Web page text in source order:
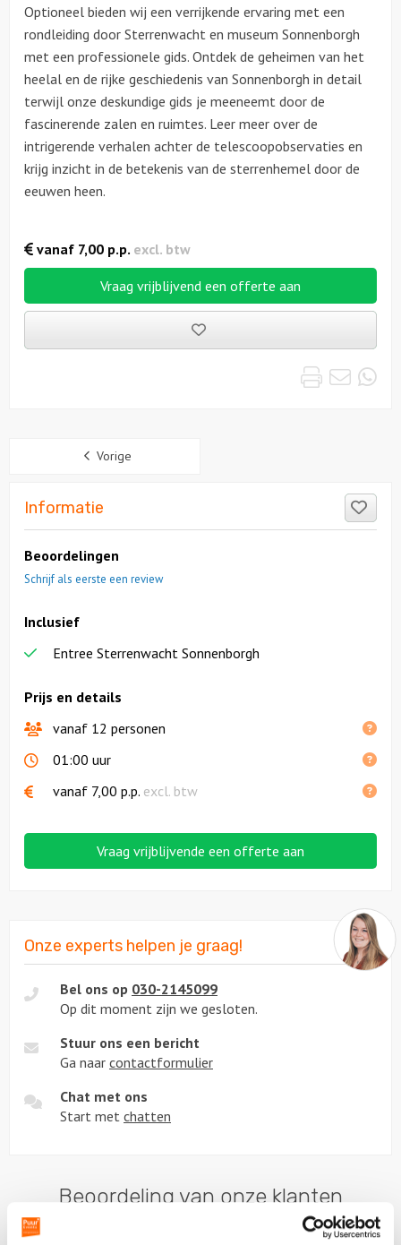
Optioneel bieden wij een verrijkende ervaring met een
rondleiding door Sterrenwacht en museum Sonnenborgh
met een professionele gids. Ontdek de geheimen van het
heelal en de rijke geschiedenis van Sonnenborgh in detail
terwijl onze deskundige gids je meeneemt door de
fascinerende zalen en ruimtes. Leer meer over de
intrigerende verhalen achter de telescoopobservaties en
krijg inzicht in de betekenis van de sterrenhemel door de
eeuwen heen.
Vraag vrijblijvend een offerte aan
uitjes
vanaf 7,00 p.p. excl. btw
Print
Vorige
Informatie
Beoordelingen
Schrijf als eerste een review
Prijs en details
vanaf 12 personen
01:00 uur
vanaf 7,00 p.p. excl. btw
Inclusief
Entree Sterrenwacht Sonnenborgh
Vraag vrijblijvende een offerte aan
Onze experts helpen je graag!
Bel ons op 030-2145099
Op dit moment zijn we gesloten.
Stuur ons een bericht
Ga naar contactformulier
Chat met ons
Start met chatten
Beoordeling van onze klanten